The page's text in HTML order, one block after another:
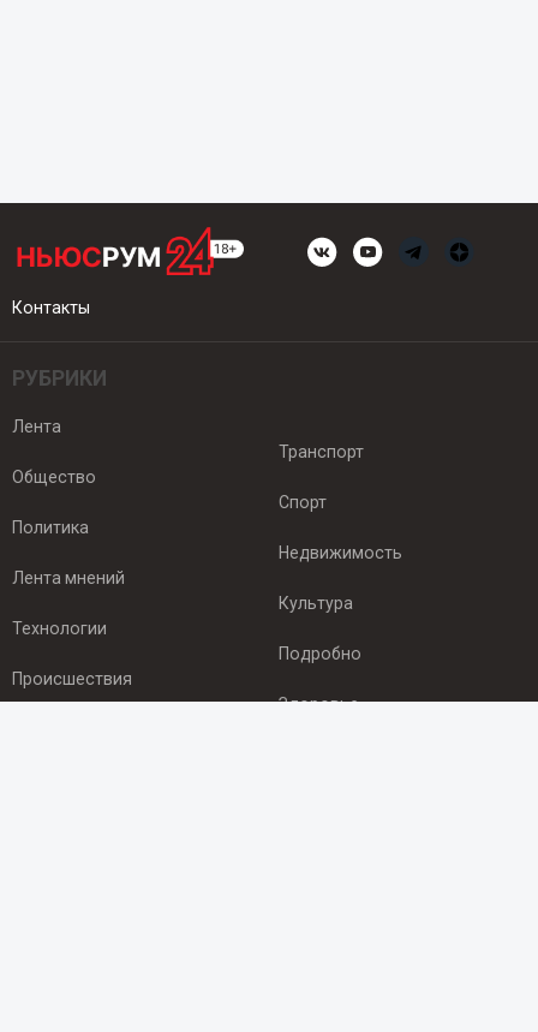
Контакты
РУБРИКИ
Лента
Общество
Политика
Лента мнений
Технологии
Происшествия
Транспорт
Спорт
Недвижимость
Культура
Подробно
Здоровье